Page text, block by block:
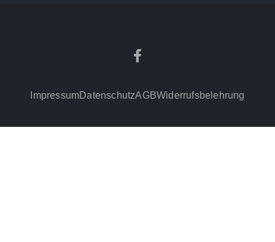
ImpressumDatenschutzAGBWiderrufsbelehrung